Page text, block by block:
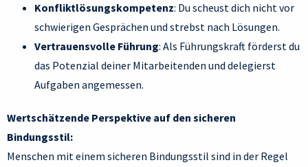
Konfliktlösungskompetenz: Du scheust dich nicht vor
schwierigen Gesprächen und strebst nach Lösungen.
Vertrauensvolle Führung: Als Führungskraft förderst du
das Potenzial deiner Mitarbeitenden und delegierst
Aufgaben angemessen.
Wertschätzende Perspektive auf den sicheren
Bindungsstil:
Menschen mit einem sicheren Bindungsstil sind in der Regel